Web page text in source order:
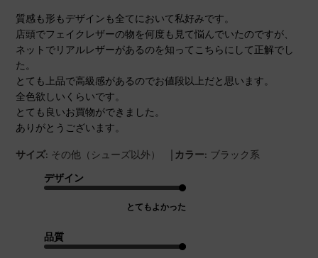
質感も形もデザインも全てにおいて私好みです。
店頭でフェイクレザーの物を何度も見て悩んでいたのですが、
ネットでリアルレザーがあるのを知ってこちらにして正解でし
た。
とても上品で高級感があるのでお値段以上だと思います。
全色欲しいくらいです。
とても良いお買物ができました。
ありがとうございます。
サイズ: その他（シューズ以外） | カラー: ブラック系
デザイン
とてもよかった
品質